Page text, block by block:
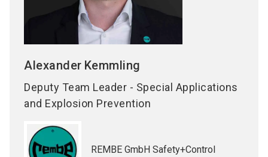
Alexander Kemmling
Deputy Team Leader - Special Applications
and Explosion Prevention
REMBE GmbH Safety+Control